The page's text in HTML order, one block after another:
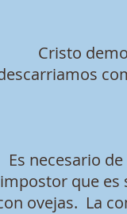
Cristo
Es necesario
impostor que es
ovejas. La